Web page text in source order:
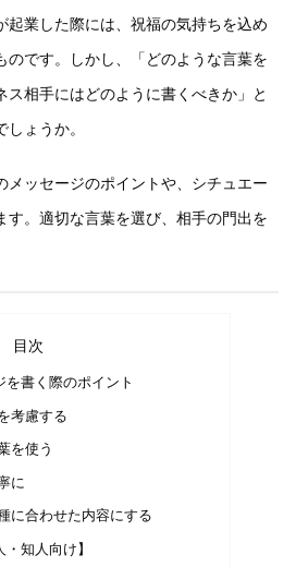
起業した際には、祝福の気持ちを込め
のです。しかし、「どのような言葉を
ス相手にはどのように書くべきか」と
ょうか。
メッセージのポイントや、シチュエー
す。適切な言葉を選び、相手の門出を
目次
を書く際のポイント
考慮する
を使う
に
に合わせた内容にする
知人向け】